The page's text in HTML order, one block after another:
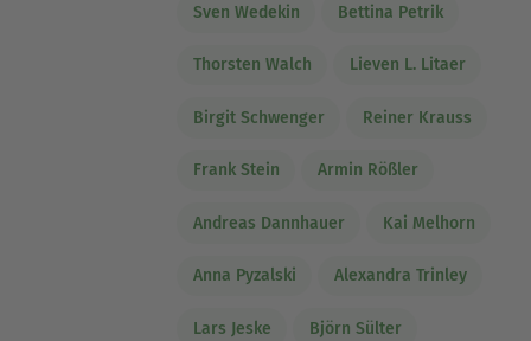
Sven Wedekin Bettina Petrik
Thorsten Walch Lieven L. Litaer
Birgit Schwenger Reiner Krauss
Frank Stein Armin Rößler
Andreas Dannhauer Kai Melhorn
Anna Pyzalski Alexandra Trinley
Lars Jeske Björn Sülter